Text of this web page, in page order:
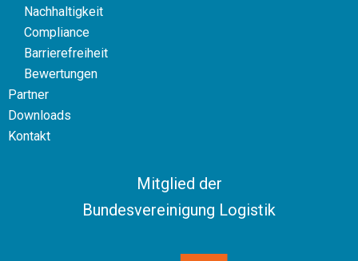
Nachhaltigkeit
Compliance
Barrierefreiheit
Bewertungen
Partner
Downloads
Kontakt
Mitglied der
Bundesvereinigung Logistik